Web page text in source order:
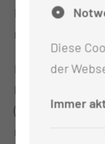
Regelmäßige
reduzieren.
Für unser
keine
(Wander- oder
mitgebracht
Diese
der
Immer